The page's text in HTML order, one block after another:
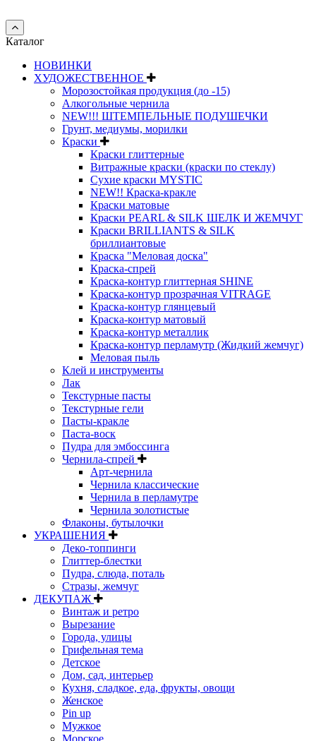
Каталог
НОВИНКИ
ХУДОЖЕСТВЕННОЕ
Морозостойкая продукция (до -15)
Алкогольные чернила
NEW!!! ШТЕМПЕЛЬНЫЕ ПОДУШЕЧКИ
Грунт, медиумы, морилки
Краски
Краски глиттерные
Витражные краски (краски по стеклу)
Сухие краски MYSTIC
NEW!! Краска-кракле
Краски матовые
Краски PEARL & SILK ШЕЛК И ЖЕМЧУГ
Краски BRILLIANTS & SILK
бриллиантовые
Краска "Меловая доска"
Краска-спрей
Краска-контур глиттерная SHINE
Краска-контур прозрачная VITRAGE
Краска-контур глянцевый
Краска-контур матовый
Краска-контур металлик
Краска-контур перламутр (Жидкий жемчуг)
Меловая пыль
Клей и инструменты
Лак
Текстурные пасты
Текстурные гели
Пасты-кракле
Паста-воск
Пудра для эмбоссинга
Чернила-спрей
Арт-чернила
Чернила классические
Чернила в перламутре
Чернила золотистые
Флаконы, бутылочки
УКРАШЕНИЯ
Деко-топпинги
Глиттер-блестки
Пудра, слюда, поталь
Стразы, жемчуг
ДЕКУПАЖ
Винтаж и ретро
Вырезание
Города, улицы
Грифельная тема
Детское
Дом, сад, интерьер
Кухня, сладкое, еда, фрукты, овощи
Женское
Pin up
Мужкое